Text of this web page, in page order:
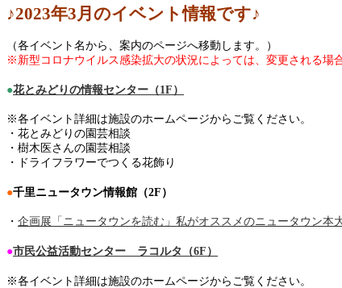
♪2023年3月 のイベント情報です♪
（各イベント名から、案内のページへ移動します。）
※新型コロナウイルス感染拡大の状況によっては、変更される場
●花とみどりの情報センター（1F）
※各イベント詳細は施設のホームページからご覧ください。
・花とみどりの園芸相談
・樹木医さんの園芸相談
・ドライフラワーでつくる花飾り
●千里ニュータウン情報館（2F）
・ 企画展「ニュータウンを読む」私がオススメのニュータウン
●市民公益活動センター ラコルタ（6F）
※各イベント詳細は施設のホームページからご覧ください。